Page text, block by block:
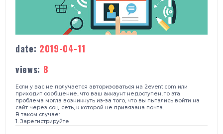
date: 2019-04-11
views: 8
Если у вас не получается авторизоваться на 2event.com или
приходит сообщение, что ваш аккаунт недоступен, то эта
проблема могла возникнуть из-за того, что вы пытались войти на
сайт через соц. сеть, к которой не привязана почта.
В таком случае:
1. Зарегистрируйте